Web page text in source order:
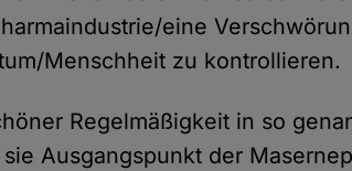
eine
Menschheit zu kontrollieren.
Regelmäßigkeit in so
Ausgangspunkt der